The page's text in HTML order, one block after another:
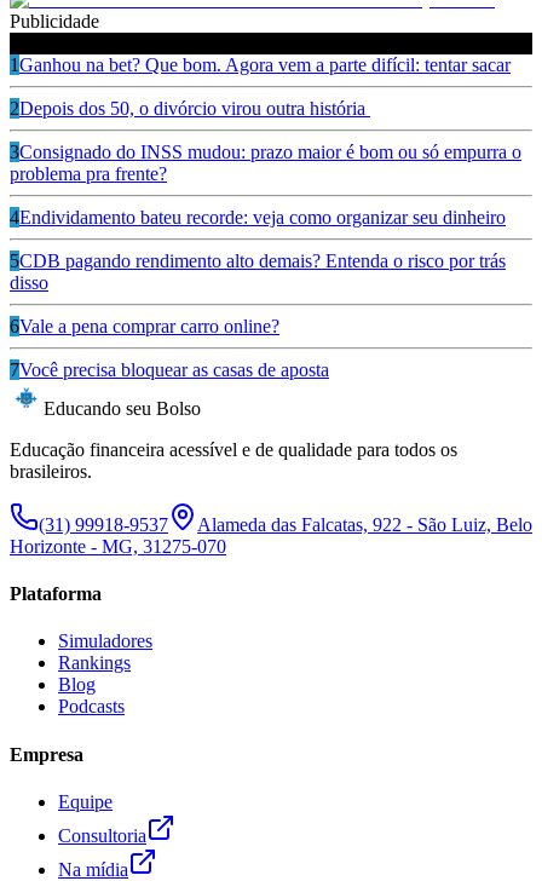
Publicidade
1Ganhou na bet? Que bom. Agora vem a parte difícil: tentar sacar
2Depois dos 50, o divórcio virou outra história
3Consignado do INSS mudou: prazo maior é bom ou só empurra o
problema pra frente?
4Endividamento bateu recorde: veja como organizar seu dinheiro
5CDB pagando rendimento alto demais? Entenda o risco por trás
disso
6Vale a pena comprar carro online?
7Você precisa bloquear as casas de aposta
Educando seu Bolso
Educação financeira acessível e de qualidade para todos os
brasileiros.
(31) 99918-9537
Alameda das Falcatas, 922 - São Luiz, Belo
Horizonte - MG, 31275-070
Plataforma
Simuladores
Rankings
Blog
Podcasts
Empresa
Equipe
Consultoria
Na mídia